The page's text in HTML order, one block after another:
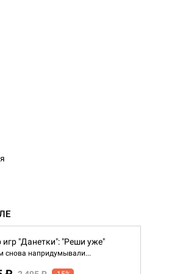
игр "Данетки": "Реши уже"
снова напридумывали...